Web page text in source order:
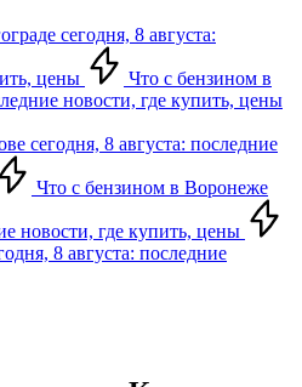
сегодня, 8 августа:
цены
Что с бензином в
новости, где купить, цены
сегодня, 8 августа: последние
Что с бензином в Воронеже
новости, где купить, цены
8 августа: последние